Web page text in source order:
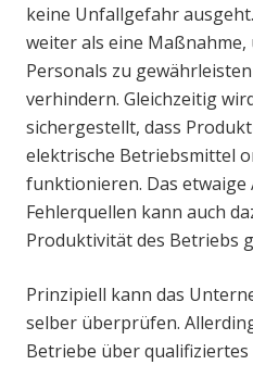
keine Unfallgefahr
weiter als eine Maßnahme,
Personals zu
verhindern. Gleichzeitig
sichergestellt, dass
elektrische Betriebsmittel
funktionieren. Das etwaige
Fehlerquellen kann auch
Produktivität des Betriebs
Prinzipiell kann das
selber überprüfen.
Betriebe über qualifiziertes